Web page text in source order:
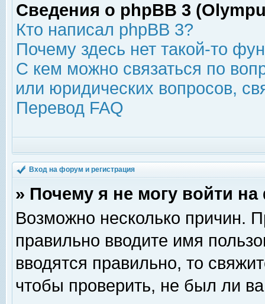
Сведения о phpBB 3
Кто написал phpBB 3?
Почему здесь нет такой-то
С кем можно связаться по
или юридических вопросов,
Перевод FAQ
Вход на форум и регистрация
» Почему я не могу войти
Возможно несколько причин.
правильно вводите имя
вводятся правильно, то
чтобы проверить, не был ли